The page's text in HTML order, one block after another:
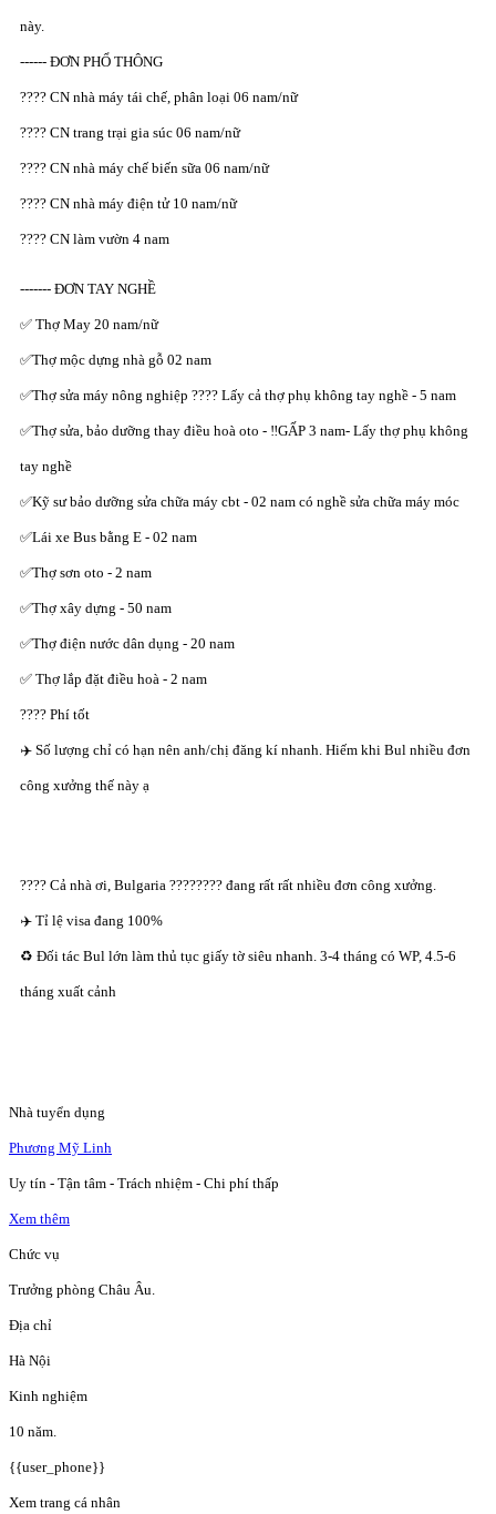
này.
------ ĐƠN PHỔ THÔNG
???? CN nhà máy tái chế, phân loại 06 nam/nữ
???? CN trang trại gia súc 06 nam/nữ
???? CN nhà máy chế biến sữa 06 nam/nữ
???? CN nhà máy điện tử 10 nam/nữ
???? CN làm vườn 4 nam
------- ĐƠN TAY NGHỀ
✅ Thợ May 20 nam/nữ
✅Thợ mộc dựng nhà gỗ 02 nam
✅Thợ sửa máy nông nghiệp ???? Lấy cả thợ phụ không tay nghề - 5 nam
✅Thợ sửa, bảo dưỡng thay điều hoà oto - ‼️GẤP 3 nam- Lấy thợ phụ không
tay nghề
✅Kỹ sư bảo dưỡng sửa chữa máy cbt - 02 nam có nghề sửa chữa máy móc
✅Lái xe Bus bằng E - 02 nam
✅Thợ sơn oto - 2 nam
✅Thợ xây dựng - 50 nam
✅Thợ điện nước dân dụng - 20 nam
✅ Thợ lắp đặt điều hoà - 2 nam
???? Phí tốt
✈️ Số lượng chỉ có hạn nên anh/chị đăng kí nhanh. Hiếm khi Bul nhiều đơn
công xưởng thế này ạ
???? Cả nhà ơi, Bulgaria ???????? đang rất rất nhiều đơn công xưởng.
✈️ Tỉ lệ visa đang 100%
♻️ Đối tác Bul lớn làm thủ tục giấy tờ siêu nhanh. 3-4 tháng có WP, 4.5-6
tháng xuất cảnh
Nhà tuyển dụng
Phương Mỹ Linh
Uy tín - Tận tâm - Trách nhiệm - Chi phí thấp
Xem thêm
Chức vụ
Trưởng phòng Châu Âu.
Địa chỉ
Hà Nội
Kinh nghiệm
10 năm.
{{user_phone}}
Xem trang cá nhân